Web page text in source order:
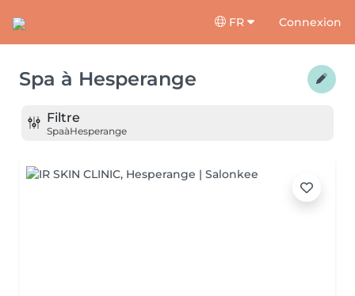
FR Connexion
Spa à Hesperange
Filtre
SpaàHesperange